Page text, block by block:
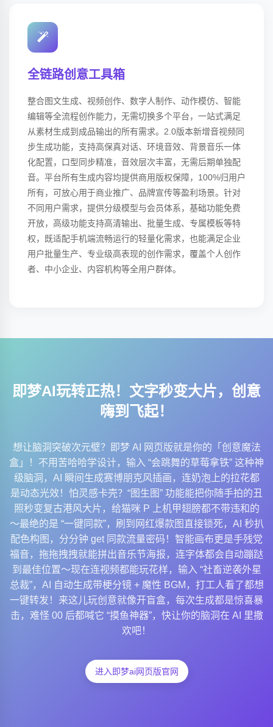
全链路创意工具箱
整合图文生成、视频创作、数字人制作、动作模仿、智能
编辑等全流程创作能力，无需切换多个平台，一站式满足
从素材生成到成品输出的所有需求。2.0版本新增音视频同
步生成功能，支持高保真对话、环境音效、背景音乐一体
化配置，口型同步精准，音效层次丰富，无需后期单独配
音。平台所有生成内容均提供商用版权保障，100%归用户
所有，可放心用于商业推广、品牌宣传等盈利场景。针对
不同用户需求，提供分级模型与会员体系，基础功能免费
开放，高级功能支持高清输出、批量生成、专属模板等特
权，既适配手机端流畅运行的轻量化需求，也能满足企业
用户批量生产、专业级高表现的创作需求，覆盖个人创作
者、中小企业、内容机构等全用户群体。
即梦AI玩转正热！文字秒变大片，创意
嗨到飞起！
想让脑洞突破次元壁？即梦 AI 网页版就是你的「创意魔法
盒」！不用苦哈哈学设计，输入 “会跳舞的草莓拿铁” 这种神
级脑洞，AI 瞬间生成赛博朋克风插画，连奶泡上的拉花都
是动态光效！怕灵感卡壳？“图生图” 功能能把你随手拍的丑
照秒变复古港风大片，给猫咪 P 上机甲翅膀都不带违和的
～最绝的是 “一键同款”，刷到网红爆款图直接锁死，AI 秒扒
配色构图，分分钟 get 同款流量密码！智能画布更是手残党
福音，拖拖拽拽就能拼出音乐节海报，连字体都会自动蹦跶
到最佳位置～现在连视频都能玩花样，输入 “社畜逆袭外星
总裁”，AI 自动生成带梗分镜 + 魔性 BGM，打工人看了都想
一键转发！来这儿玩创意就像开盲盒，每次生成都是惊喜暴
击，难怪 00 后都喊它 “摸鱼神器”，快让你的脑洞在 AI 里撒
欢吧！
进入即梦ai网页版官网